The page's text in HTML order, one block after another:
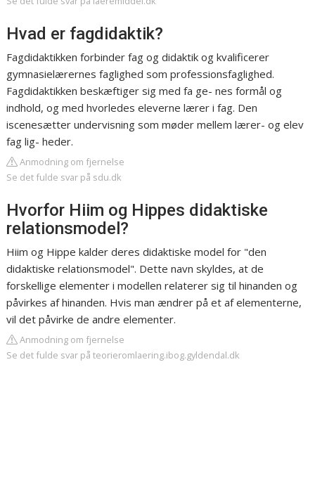
Hvad er fagdidaktik?
Fagdidaktikken forbinder fag og didaktik og kvalificerer
gymnasielærernes faglighed som professionsfaglighed.
Fagdidaktikken beskæftiger sig med fa ge- nes formål og
indhold, og med hvorledes eleverne lærer i fag. Den
iscenesætter undervisning som møder mellem lærer- og elev
fag lig- heder.
Anmodning om fjernelse
Se det fulde svar på sdu.dk
Hvorfor Hiim og Hippes didaktiske
relationsmodel?
Hiim og Hippe kalder deres didaktiske model for "den
didaktiske relationsmodel". Dette navn skyldes, at de
forskellige elementer i modellen relaterer sig til hinanden og
påvirkes af hinanden. Hvis man ændrer på et af elementerne,
vil det påvirke de andre elementer.
Anmodning om fjernelse
Se det fulde svar på teorieromlaering.ibog.gyldendal.dk